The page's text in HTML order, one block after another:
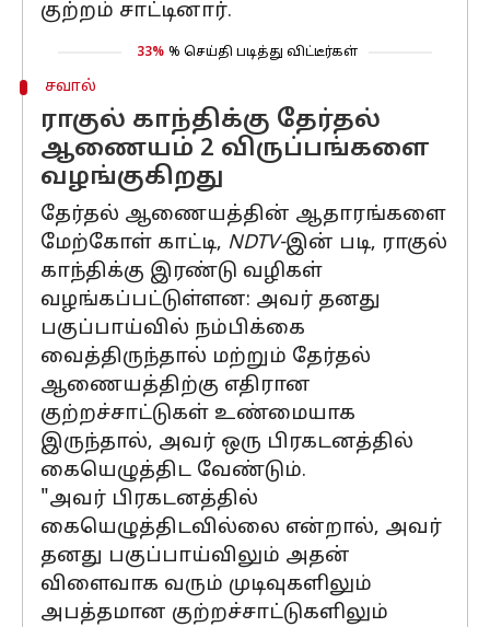
குற்றம் சாட்டினார்.
33% % செய்தி படித்து விட்டீர்கள்
சவால்
ராகுல் காந்திக்கு தேர்தல்
ஆணையம் 2 விருப்பங்களை
வழங்குகிறது
தேர்தல் ஆணையத்தின் ஆதாரங்களை
மேற்கோள் காட்டி, NDTV-இன் படி, ராகுல்
காந்திக்கு இரண்டு வழிகள்
வழங்கப்பட்டுள்ளன: அவர் தனது
பகுப்பாய்வில் நம்பிக்கை
வைத்திருந்தால் மற்றும் தேர்தல்
ஆணையத்திற்கு எதிரான
குற்றச்சாட்டுகள் உண்மையாக
இருந்தால், அவர் ஒரு பிரகடனத்தில்
கையெழுத்திட வேண்டும்.
"அவர் பிரகடனத்தில்
கையெழுத்திடவில்லை என்றால், அவர்
தனது பகுப்பாய்விலும் அதன்
விளைவாக வரும் முடிவுகளிலும்
அபத்தமான குற்றச்சாட்டுகளிலும்